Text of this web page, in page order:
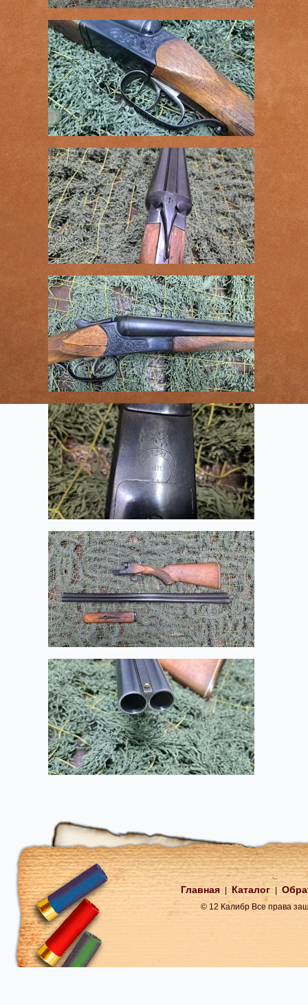
Главная Каталог
© 12 Калибр Все права